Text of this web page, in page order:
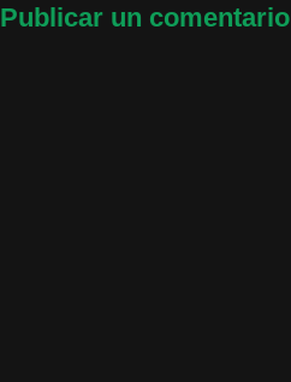
Publicar un comentario